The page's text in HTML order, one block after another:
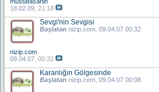
mustafasahin
18.02.09, 21:18
Sevgi'nin Sevgisi
Başlatan nizip.com, 09.04.07 00:32
nizip.com
09.04.07, 00:32
Karanlığın Gölgesinde
Başlatan nizip.com, 09.04.07 00:08